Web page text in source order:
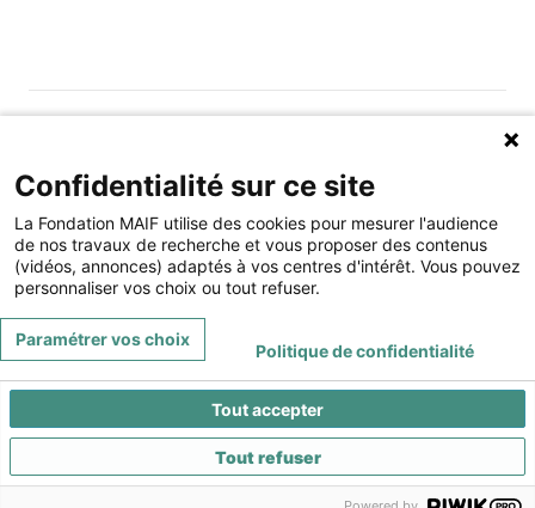
Fondation MAIF
275 rue du Stade, 79180 CHAURAY
Téléphone : 05.49.73.87.04
Contact Mentions légales
©PaPrika Studio, la valeur ajoutée à vos outils digitaux - 2022
Confidentialité sur ce site
La Fondation MAIF utilise des cookies pour mesurer l'audience
de nos travaux de recherche et vous proposer des contenus
(vidéos, annonces) adaptés à vos centres d'intérêt. Vous pouvez
personnaliser vos choix ou tout refuser.
Tout accepter
Tout refuser
Paramétrer vos choix
Politique de confidentialité